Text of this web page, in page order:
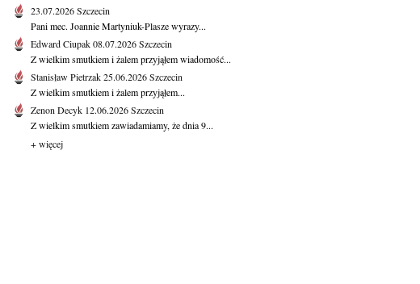
23.07.2026Szczecin
Pani mec. Joannie Martyniuk-Plasze wyrazy...
Edward Ciupak08.07.2026Szczecin
Z wielkim smutkiem i żalem przyjąłem wiadomość...
Stanisław Pietrzak25.06.2026Szczecin
Z wielkim smutkiem i żalem przyjąłem...
Zenon Decyk 12.06.2026Szczecin
Z wielkim smutkiem zawiadamiamy, że dnia 9...
+ więcej